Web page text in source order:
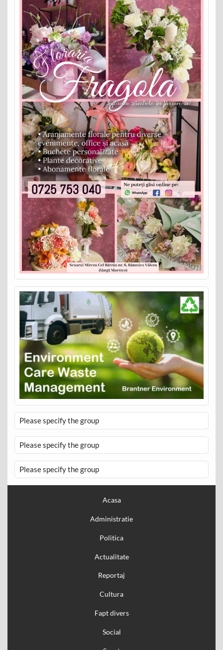
Please specify the group
Please specify the group
Please specify the group
Acasa
Administratie
Politica
Actualitate
Reportaj
Cultura
Fapt divers
Social